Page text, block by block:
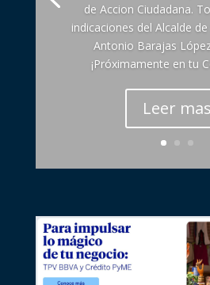
de Accion Ciudadana.
indicaciones del Alcalde de
Antonio Barajas
¡Próximamente en tu
Leer mas